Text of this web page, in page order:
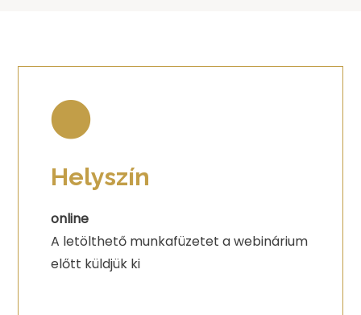
Helyszín
online
A letölthető munkafüzetet a webinárium
előtt küldjük ki